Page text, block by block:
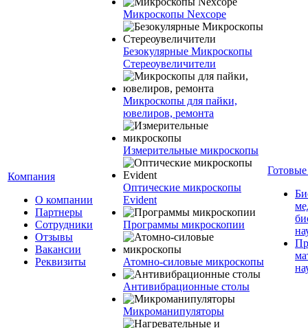
Компания
О компании
Партнеры
Сотрудники
Отзывы
Вакансии
Реквизиты
Микроскопы Nexcope
Безокулярные Микроскопы
Стереоувеличители
Микроскопы для пайки,
ювелиров, ремонта
Измерительные микроскопы
Оптические микроскопы
Evident
Программы микроскопии
Атомно-силовые микроскопы
Антивибрационные столы
Микроманипуляторы